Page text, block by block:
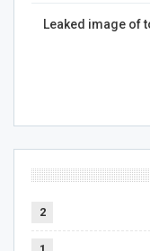
Leaked image of
2